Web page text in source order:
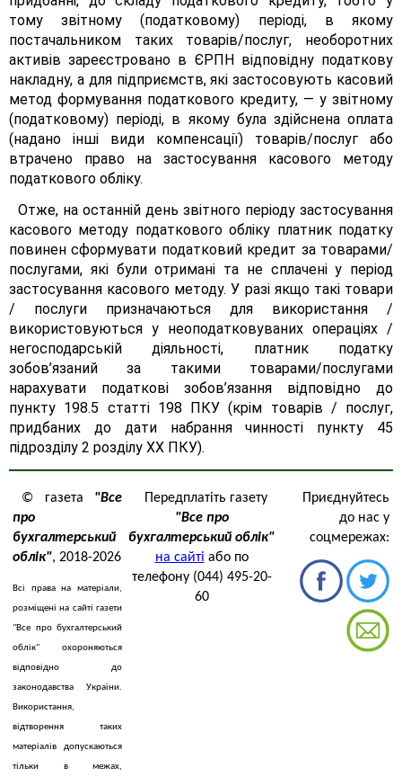
тому звітному (податковому) періоді, в якому
постачальником таких товарів/послуг, необоротних
активів зареєстровано в ЄРПН відповідну податкову
накладну, а для підприємств, які застосовують касовий
метод формування податкового кредиту, — у звітному
(податковому) періоді, в якому була здійснена оплата
(надано інші види компенсації) товарів/послуг або
втрачено право на застосування касового методу
податкового обліку.
Отже, на останній день звітного періоду застосування
касового методу податкового обліку платник податку
повинен сформувати податковий кредит за товарами/
послугами, які були отримані та не сплачені у період
застосування касового методу. У разі якщо такі товари
/ послуги призначаються для використання /
використовуються у неоподатковуваних операціях /
негосподарській діяльності, платник податку
зобов’язаний за такими товарами/послугами
нарахувати податкові зобов’язання відповідно до
пункту 198.5 статті 198 ПКУ (крім товарів / послуг,
придбаних до дати набрання чинності пункту 45
підрозділу 2 розділу XX ПКУ).
© газета "Все
про
бухгалтерський
облік", 2018-2026
Всі права на матеріали,
розміщені на сайті газети
"Все про бухгалтерський
облік" охороняються
відповідно до
законодавства України.
Використання,
відтворення таких
матеріалів допускаються
тільки в межах,
Передплатіть газету
"Все про
бухгалтерський облік"
на сайті або по
телефону (044) 495-20-
60
Приєднуйтесь
до нас у
соцмережах: